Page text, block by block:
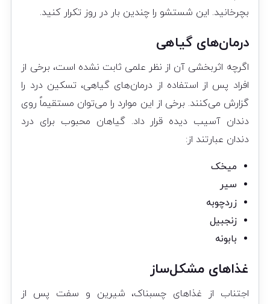
بچرخانید. این شستشو را چندین بار در روز تکرار کنید.
درمان‌های گیاهی
اگرچه اثربخشی آن از نظر علمی ثابت نشده است، برخی از
افراد پس از استفاده از درمان‌های گیاهی، تسکین درد را
گزارش می‌کنند. برخی از این موارد را می‌توان مستقیماً روی
دندان آسیب دیده قرار داد. گیاهان محبوب برای درد
دندان عبارتند از:
میخک
سیر
زردچوبه
زنجبیل
بابونه
غذاهای مشکل‌ساز
اجتناب از غذاهای چسبناک، شیرین و سفت پس از